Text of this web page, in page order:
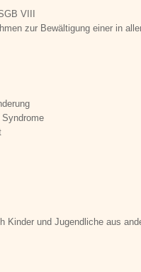
VIII
zur Bewältigung einer in
Kinder und Jugendliche aus